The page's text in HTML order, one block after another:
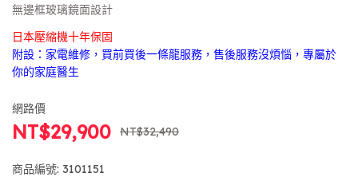
無邊框玻璃鏡面設計
日本壓縮機十年保固
附設：家電維修，買前買後一條龍服務，售後服務沒煩惱，專屬於
你的家庭醫生
網路價
NT$29,900 NT$32,490
商品編號: 3101151